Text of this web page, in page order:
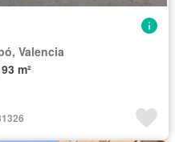
Valencia
93 m²